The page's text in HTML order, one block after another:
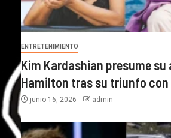
ENTRETENIMIENTO
Kim Kardashian presume su
Hamilton tras su triunfo con
junio 16, 2026 admin